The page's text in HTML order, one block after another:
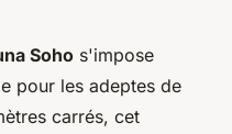
Soho s'impose
pour les adeptes de
carrés, cet